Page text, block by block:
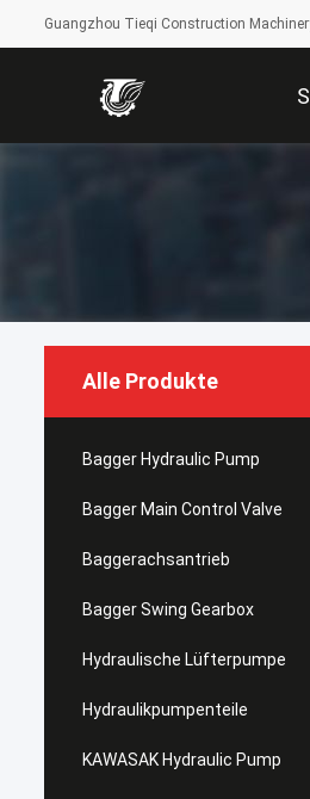
Guangzhou Tieqi Construction
Alle Produkte
Bagger Hydraulic Pump
Bagger Main Control Valve
Baggerachsantrieb
Bagger Swing Gearbox
Hydraulische Lüfterpumpe
Hydraulikpumpenteile
KAWASAK Hydraulic Pump